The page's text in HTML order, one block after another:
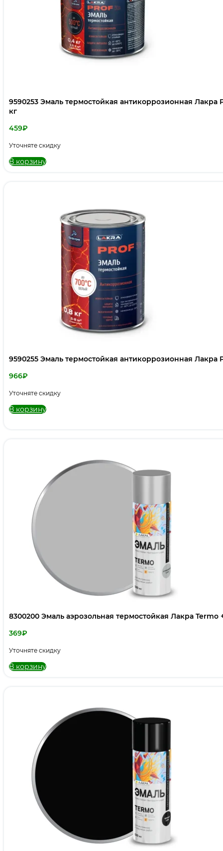
9590253 Эмаль термостойкая антикоррозионная Лакра
кг
459₽
Уточняте скидку
В корзину
9590255 Эмаль термостойкая антикоррозионная Лакра
966₽
Уточняте скидку
В корзину
8300200 Эмаль аэрозольная термостойкая Лакра
369₽
Уточняте скидку
В корзину